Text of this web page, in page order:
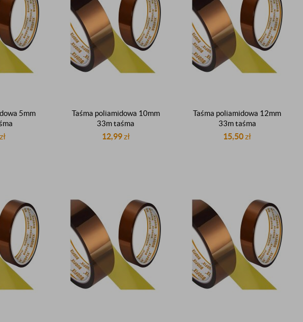
5mm
zł
Taśma poliamidowa 10mm
33m taśma
wysokotemperaturowa
12,99zł
Taśma poliamidowa 12mm
33m taśma
wysokotemperaturowa
15,50zł